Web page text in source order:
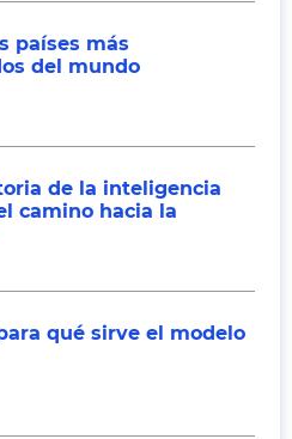
países más
del mundo
de la inteligencia
camino hacia la
qué sirve el modelo